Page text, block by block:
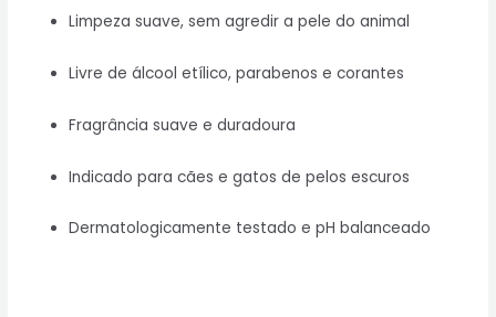
Limpeza suave, sem agredir a pele do animal
Livre de álcool etílico, parabenos e corantes
Fragrância suave e duradoura
Indicado para cães e gatos de pelos escuros
Dermatologicamente testado e pH balanceado